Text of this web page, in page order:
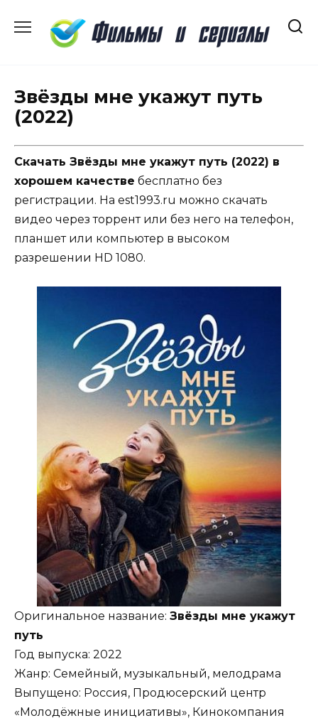
содержанию
Звёзды мне укажут путь
(2022)
Скачать Звёзды мне укажут путь (2022) в
хорошем качестве бесплатно без
регистрации. На est1993.ru можно скачать
видео через торрент или без него на телефон,
планшет или компьютер в высоком
разрешении HD 1080.
Оригинальное название: Звёзды мне укажут
путь
Год выпуска: 2022
Жанр: Семейный, музыкальный, мелодрама
Выпущено: Россия, Продюсерский центр
«Молодёжные инициативы», Кинокомпания